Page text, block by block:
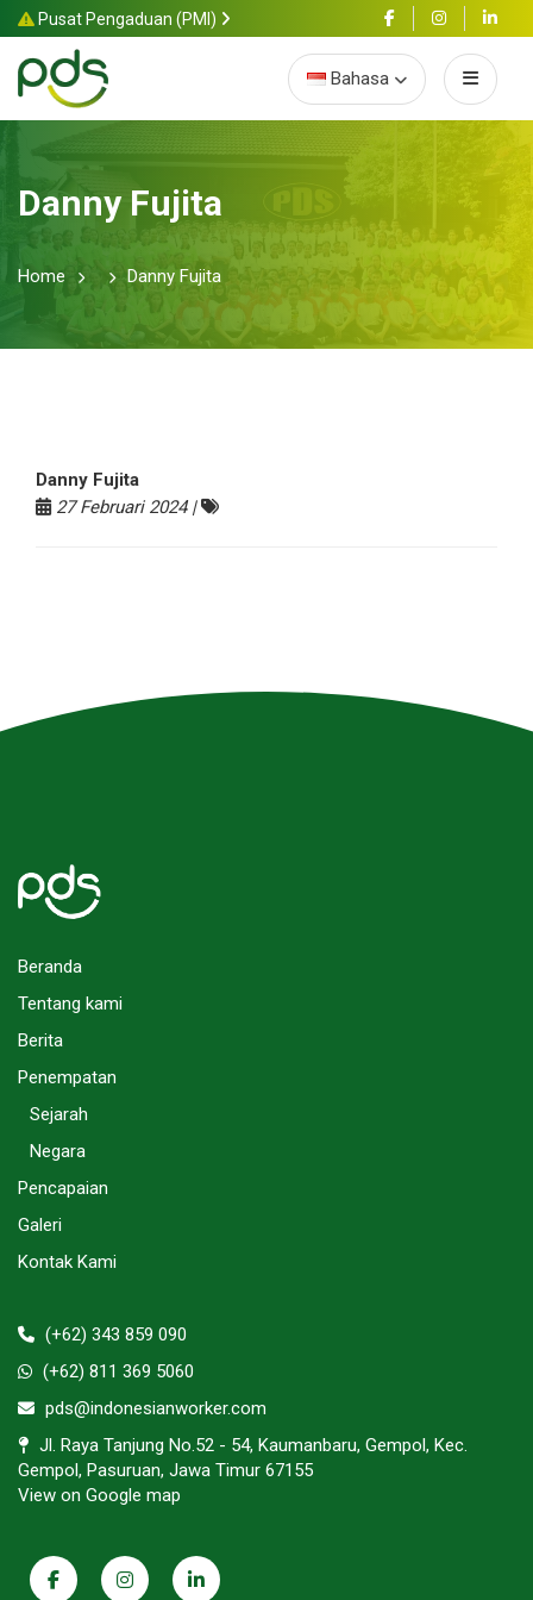
Pusat Pengaduan (PMI)
Bahasa
Danny Fujita
Home Danny Fujita
Danny Fujita
27 Februari 2024 |
Beranda
Tentang kami
Berita
Penempatan
Sejarah
Negara
Pencapaian
Galeri
Kontak Kami
(+62) 343 859 090
(+62) 811 369 5060
pds@indonesianworker.com
Jl. Raya Tanjung No.52 - 54, Kaumanbaru, Gempol, Kec.
Gempol, Pasuruan, Jawa Timur 67155
View on Google map